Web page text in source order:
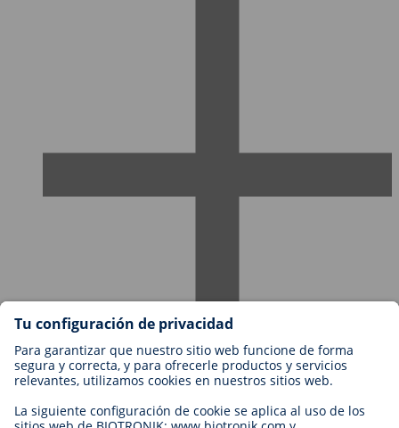
Empleos en BIOTRONIK
Niveles profesionales
Aplicación
Oportunidad profesional